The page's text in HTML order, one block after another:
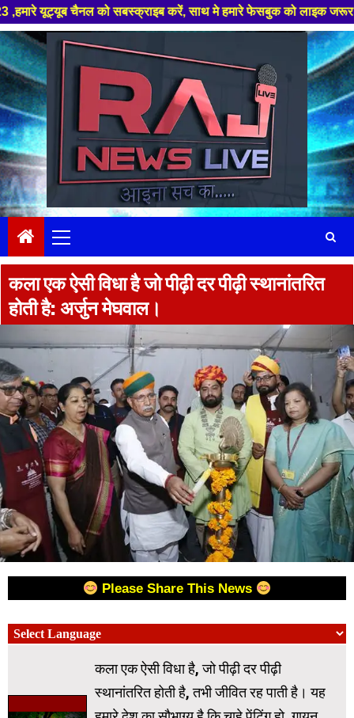
को सबस्क्राइब करें, साथ मे हमारे फेसबुक को लाइक जरूर करें ,
Skip
to
content
Menu
कला एक ऐसी विधा है जो पीढ़ी दर पीढ़ी स्थानांतरित
होती है: अर्जुन मेघवाल।
Please Share This News
कला एक ऐसी विधा है, जो पीढ़ी दर पीढ़ी
स्थानांतरित होती है, तभी जीवित रह पाती है। यह